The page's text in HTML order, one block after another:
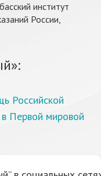
институт
России,
Российской
Первой мировой